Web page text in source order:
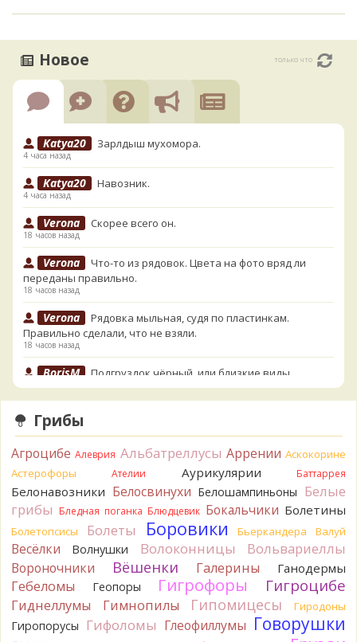
Новое только что
Katya20 Зарлдыш мухомора.
4 часа назад
Katya20 Навозник.
4 часа назад
Verona Скорее всего он.
18 часов назад
Verona
Что-то из рядовок. Цвета на фото вряд ли
переданы правильно.
18 часов назад
Verona
Рядовка мыльная, судя по пластинкам.
Правильно сделали, что не взяли.
18 часов назад
BorisM Подгруздок чёрный, или близкие виды
BorisM
19 часов назад
Кирилл
Вони не было, но вода и гриб при варке
начали желтеть. Выкинул. Большое спасибо.
20 часов назад
Кирилл Спасибо.
20 часов назад
Tatiana_A
Да. Но они не все безоговорочно
съедобны.
21 час назад
Tatiana_A
В следующий раз вырвите его целиком и
разрежьте ножку вертикально. Именно вертикально.
Пожелтение у самого основания - значит, Ш. Желтокожий,
Грибы
Агроцибе Алеврия Альбатреллусы Аррении Аскокорине
Астерофоры
Ателии Аурикулярии Баттаррея
Белонавозники Белосвинухи Белошампиньоны Белые
грибы Бледная поганка Блюдцевик Бокальчики Болетины
Болетопсисы Болеты Боровики Бьеркандера Валуй
Весёлки Волнушки Волоконницы Вольвариеллы
Вороночники Вёшенки Галерины Ганодермы
Гебеломы Геопоры Гигрофоры Гигроцибе
Гиднеллумы Гимнопилы Гипомицесы Гиродоны
Гиропорусы Гифоломы Глеофиллумы Говорушки